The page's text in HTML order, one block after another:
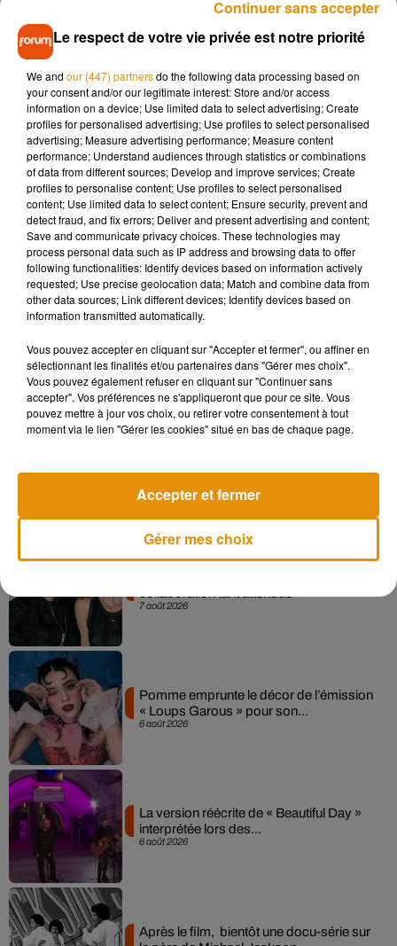
encore la pression internationale contre les plateformes
soupçonnées d'abuser de leur toute-puissance.
"Je suis évidement en désaccord avec les affirmations
préliminaires et nous allons tout faire pour montrer à la
commission européenne qu'on fait exactement le contraire
de ce qu'elle pense", a encore répondu M. Duval.
"Dans le volume d'affaires d'Amazon, la part des entreprises
tierces qui vendent est passée de 3% en 2000 à 60% en
2019. La croissance de ces entreprises est le double de celle
des ventes d'Amazon", a-t-il dit.
Tous droits réservés, © 2020 Agence France-Presse
Musique
Sensation » avec Kylie Minogue
7 août 2026
6 août 2026
Pomme emprunte le décor de l’émission
« Loups Garous » pour son...
6 août 2026
La version réécrite de « Beautiful Day »
interprétée lors des...
Après le film, bientôt une docu-série sur
Le respect de votre vie privée est notre priorité
We and our (447) partnersdo the following data processing based on
your consent and/or our legitimate interest: Store and/or access
information on a device; Use limited data to select advertising; Create
profiles for personalised advertising; Use profiles to select personalised
advertising; Measure advertising performance; Measure content
performance; Understand audiences through statistics or combinations
of data from different sources; Develop and improve services; Create
profiles to personalise content; Use profiles to select personalised
content; Use limited data to select content; Ensure security, prevent and
detect fraud, and fix errors; Deliver and present advertising and content;
Save and communicate privacy choices. These technologies may
process personal data such as IP address and browsing data to offer
following functionalities: Identify devices based on information actively
requested; Use precise geolocation data; Match and combine data from
other data sources; Link different devices; Identify devices based on
information transmitted automatically.
Vous pouvez accepter en cliquant sur "Accepter et fermer", ou affiner en
sélectionnant les finalités et/ou partenaires dans "Gérer mes choix".
Vous pouvez également refuser en cliquant sur "Continuer sans
accepter". Vos préférences ne s'appliqueront que pour ce site. Vous
pouvez mettre à jour vos choix, ou retirer votre consentement à tout
moment via le lien "Gérer les cookies" situé en bas de chaque page.
Gérer mes choix
Accepter et fermer
Continuer sans accepter